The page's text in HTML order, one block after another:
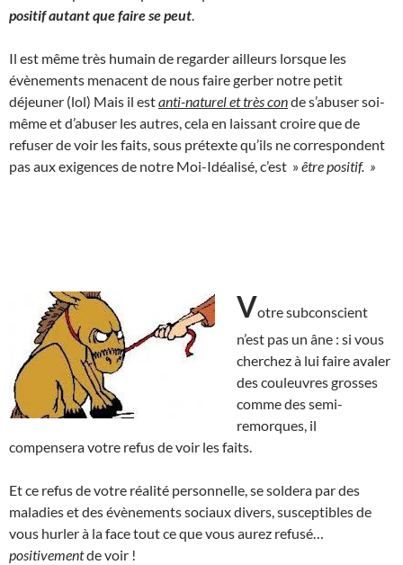
positif autant que faire se peut
Il est même très humain de regarder ailleurs lorsque les
évènements menacent de nous faire gerber notre petit
déjeuner (lol) Mais il estanti-naturel et très conde s’abuser soi-
même et d’abuser les autres, cela en laissant croire que de
refuser de voir les faits, sous prétexte qu’ils ne correspondent
pas aux exigences de notre Moi-Idéalisé, c’est »être positif. »
Votre subconscient
n’est pas un âne : si vous
cherchez à lui faire avaler
des couleuvres grosses
comme des semi-
remorques, il
compensera votre refus de voir les faits.
Et ce refus de votre réalité personnelle, se soldera par des
maladies et des évènements sociaux divers, susceptibles de
vous hurler à la face tout ce que vous aurez refusé…
positivementde voir !